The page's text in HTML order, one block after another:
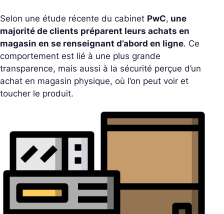
Selon une étude récente du cabinet PwC, une
majorité de clients préparent leurs achats en
magasin en se renseignant d’abord en ligne. Ce
comportement est lié à une plus grande
transparence, mais aussi à la sécurité perçue d’un
achat en magasin physique, où l’on peut voir et
toucher le produit.